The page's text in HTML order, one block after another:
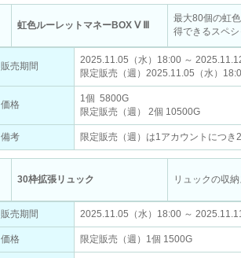
虹色ルーレットマネーBOX Ⅴ Ⅲ
最大80個の虹
得できるスペ
販売期間
2025.11.05（水）18:00 ～
限定販売（週）2025.11.05（水）
価格
1個 5800G
限定販売（週） 2個 10500G
備考 限定販売（週）は1アカウントにつき
30枠拡張リュック リュックの収
販売期間 2025.11.05（水）18:00 ～
価格 限定販売（週）1個 1500G